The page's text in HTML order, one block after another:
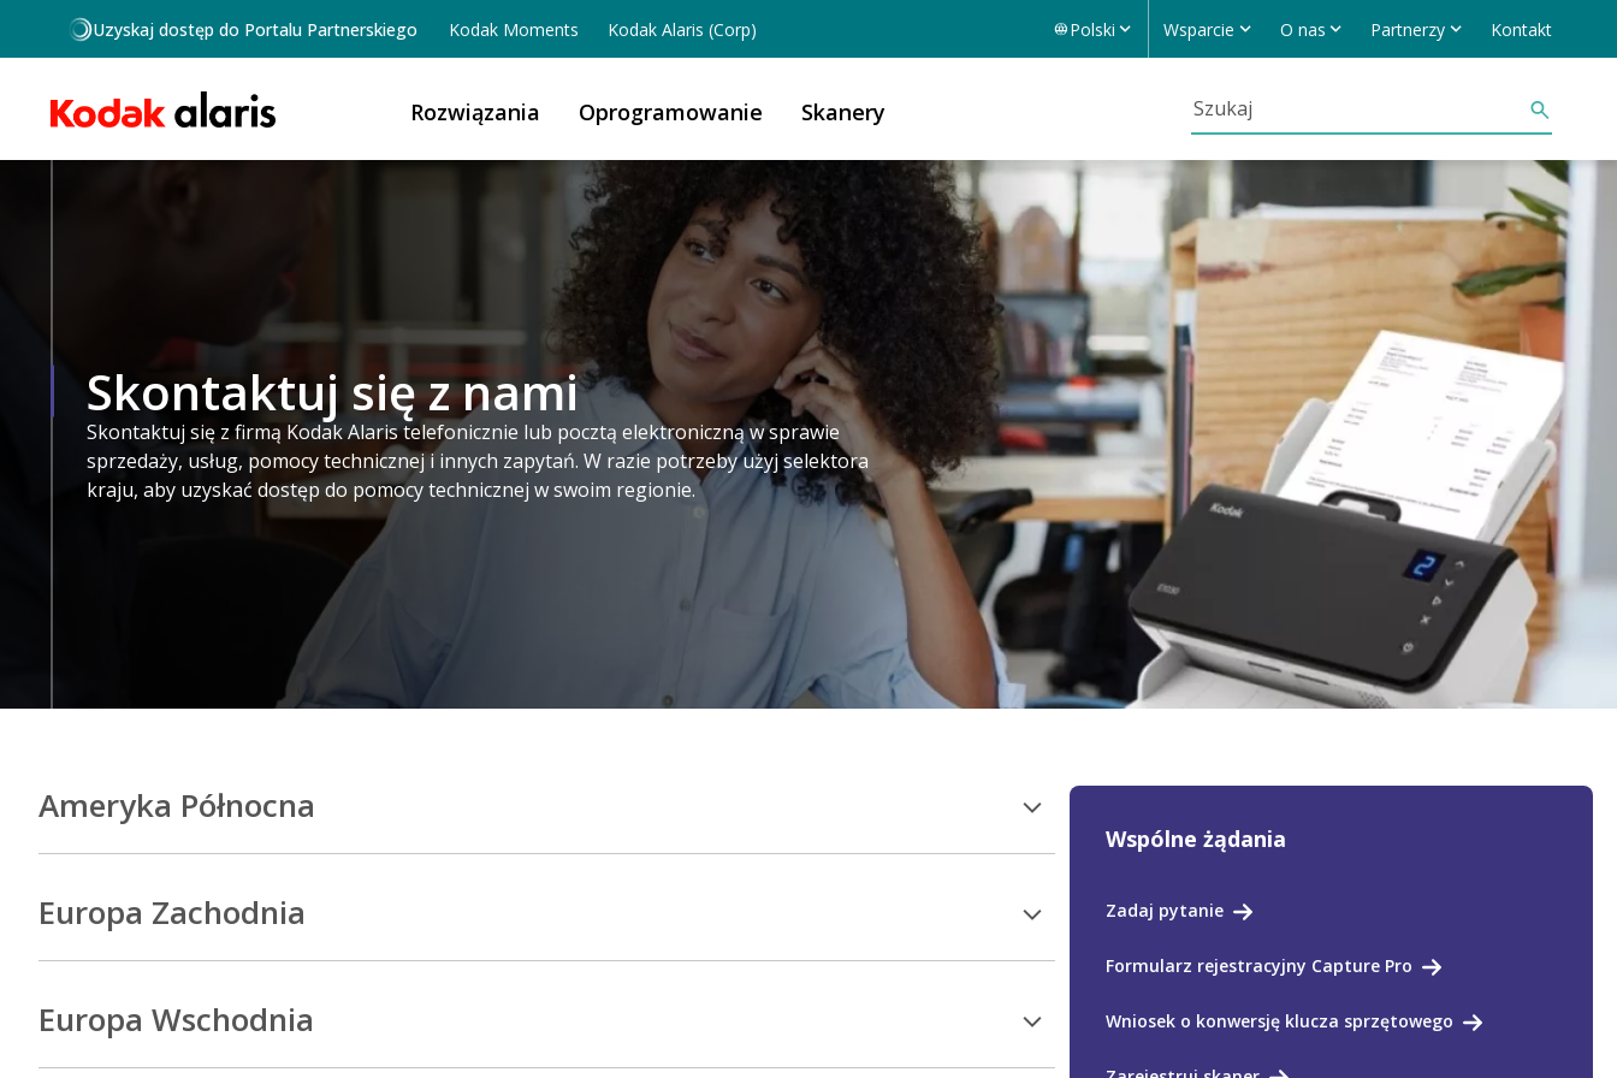
Przejdź do treści
Uzyskaj dostęp do Portalu Partnerskiego Kodak Moments Kodak Alaris (Corp) Polski Wsparcie O nas Partnerzy Kontakt
Rozwiązania Oprogramowanie Skanery
Skontaktuj się z nami
Skontaktuj się z firmą Kodak Alaris telefonicznie lub pocztą elektroniczną w sprawie
sprzedaży, usług, pomocy technicznej i innych zapytań. W razie potrzeby użyj selektora
kraju, aby uzyskać dostęp do pomocy technicznej w swoim regionie.
Ameryka Północna
Europa Zachodnia
Europa Wschodnia
Wspólne żądania
Zadaj pytanie
Formularz rejestracyjny Capture Pro
Wniosek o konwersję klucza sprzętowego